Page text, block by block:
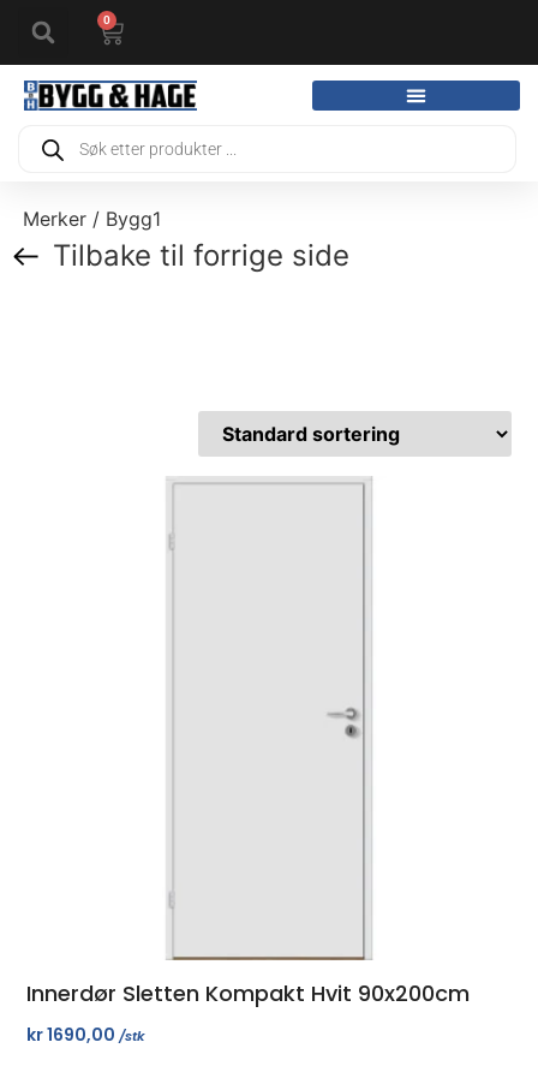
0
Merker / Bygg1
Tilbake til forrige side
Innerdør Sletten Kompakt Hvit 90x200cm
kr1690,00 /stk